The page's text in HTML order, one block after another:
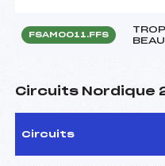
FSAM0011.FFS
Circuits Nordique
Circuits